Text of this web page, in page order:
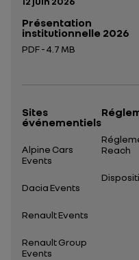
Présentation
institutionnelle 2026
PDF - 4.7 MB
Sites
événementiels
Alpine Cars
Events
Dacia Events
Renault Events
Renault Group
Events
Reach